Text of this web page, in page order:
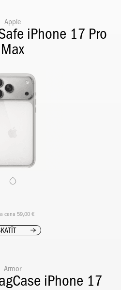
Apple
iPhone 17 Pro
Max
cena 59,00 €
Armor
iPhone 17